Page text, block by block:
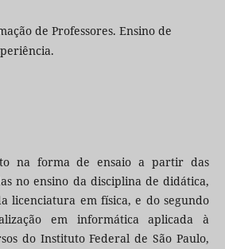
de Professores. Ensino de
na forma de ensaio a partir das
no ensino da disciplina de didática,
licenciatura em física, e do segundo
em informática aplicada à
do Instituto Federal de São Paulo,